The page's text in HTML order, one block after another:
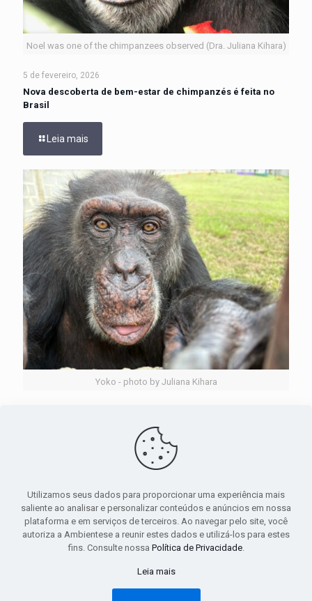
Noel was one of the chimpanzees observed (Dra. Juliana Kihara)
5 de fevereiro, 2026
Nova descoberta de bem-estar de chimpanzés é feita no
Brasil
Leia mais
Yoko - photo by Juliana Kihara
The Story of Yoko and My Reflection
Comments are closed.
© 2019 Ambiente-se. Todos os direitos reservados.
Utilizamos seus dados para proporcionar uma experiência mais
saliente ao analisar e personalizar conteúdos e anúncios em nossa
plataforma e em serviços de terceiros. Ao navegar pelo site, você
autoriza a Ambientese a reunir estes dados e utilizá-los para estes
fins. Consulte nossa Política de Privacidade.
Leia mais